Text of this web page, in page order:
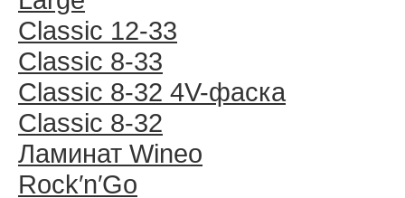
Classic 12-33
Classic 8-33
Classic 8-32 4V-фаска
Classic 8-32
Ламинат Wineo
Rock′n′Go